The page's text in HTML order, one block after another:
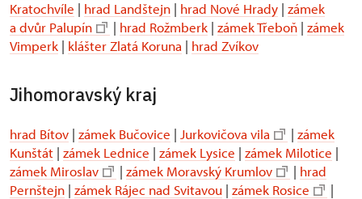
Kratochvíle | hrad Landštejn | hrad Nové Hrady | zámek
a dvůr Palupín
| hrad Rožmberk | zámek Třeboň | zámek
Vimperk | klášter Zlatá Koruna | hrad Zvíkov
Jihomoravský kraj
hrad Bítov | zámek Bučovice | Jurkovičova vila | zámek
Kunštát | zámek Lednice | zámek Lysice | zámek Milotice |
zámek Miroslav
| zámek Moravský Krumlov | hrad
Pernštejn | zámek Rájec nad Svitavou | zámek Rosice |